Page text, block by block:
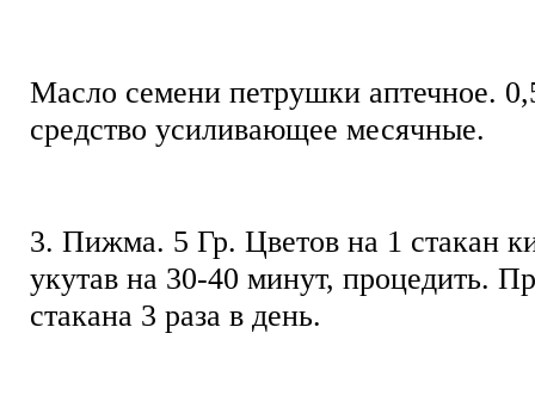
Масло семени петрушки аптечное.
средство усиливающее месячные.
3. Пижма. 5 Гр. Цветов на 1 стакан
укутав на 30-40 минут, процедить.
стакана 3 раза в день.